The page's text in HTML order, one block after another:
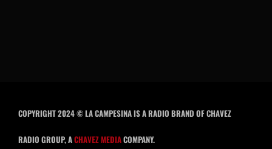
COPYRIGHT 2024 © LA CAMPESINA IS A RADIO BRAND OF CHAVEZ
RADIO GROUP, ACHAVEZ MEDIACOMPANY.